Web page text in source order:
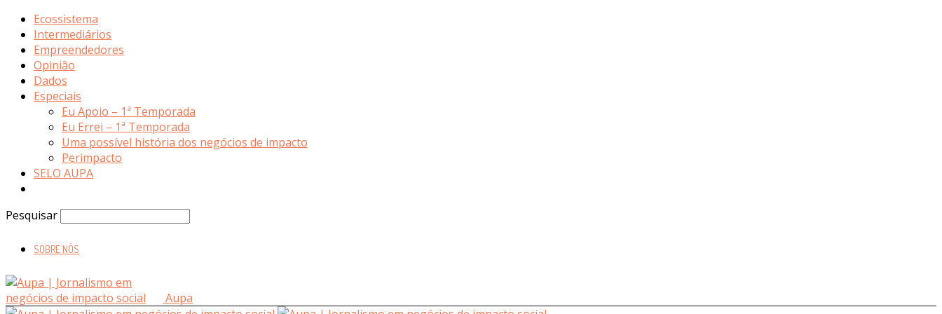
Ecossistema
Intermediários
Empreendedores
Opinião
Dados
Especiais
Eu Apoio – 1ª Temporada
Eu Errei – 1ª Temporada
Uma possível história dos negócios de impacto
Perimpacto
SELO AUPA
Pesquisar
SOBRE NÓS
Aupa